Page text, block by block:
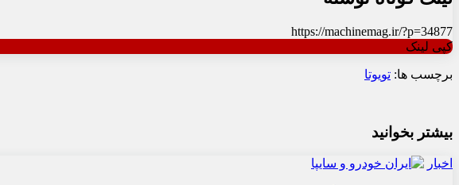
https://machinemag.ir/?p=34877
کپی لینک
برچسب ها: تویوتا
بیشتر بخوانید
اخبار